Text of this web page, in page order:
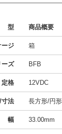
型 商品概要
ージ 箱
ーズ BFB
定格 12VDC
寸法 長方形/円
幅 33.00mm